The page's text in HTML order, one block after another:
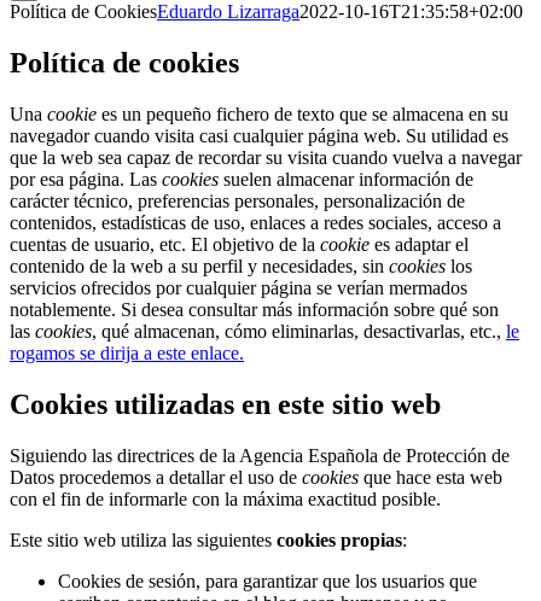
Política de CookiesEduardo Lizarraga2022-10-16T21:35:58+02:00
Política de cookies
Una cookie es un pequeño fichero de texto que se almacena en su
navegador cuando visita casi cualquier página web. Su utilidad es
que la web sea capaz de recordar su visita cuando vuelva a navegar
por esa página. Las cookies suelen almacenar información de
carácter técnico, preferencias personales, personalización de
contenidos, estadísticas de uso, enlaces a redes sociales, acceso a
cuentas de usuario, etc. El objetivo de la cookie es adaptar el
contenido de la web a su perfil y necesidades, sin cookies los
servicios ofrecidos por cualquier página se verían mermados
notablemente. Si desea consultar más información sobre qué son
las cookies, qué almacenan, cómo eliminarlas, desactivarlas, etc., le
rogamos se dirija a este enlace.
Cookies utilizadas en este sitio web
Siguiendo las directrices de la Agencia Española de Protección de
Datos procedemos a detallar el uso de cookies que hace esta web
con el fin de informarle con la máxima exactitud posible.
Este sitio web utiliza las siguientes cookies propias:
Cookies de sesión, para garantizar que los usuarios que